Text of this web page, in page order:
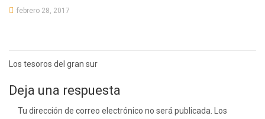
febrero 28, 2017
Navegación
entradas
Los tesoros del gran sur
Deja una respuesta
Tu dirección de correo electrónico no será publicada.
Los